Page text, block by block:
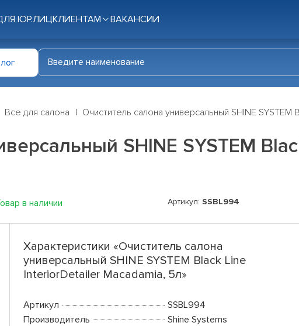
ЮР.ЛИЦКЛИЕНТАМ ВАКАНСИИ
Все для салона Очиститель салона универсальный SHINE
SHINE SYSTEM
в наличии Артикул: SSBL994
Характеристики «Очиститель салона
универсальный SHINE SYSTEM Black Line
InteriorDetailer Macadamia, 5л»
Артикул
SSBL994
Производитель
Shine Systems